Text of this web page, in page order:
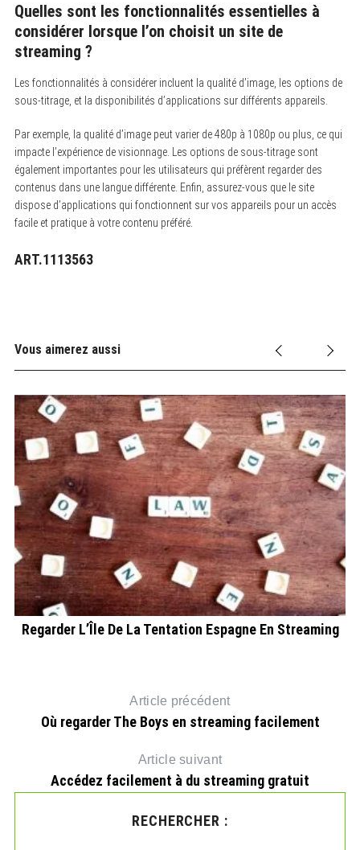
Quelles sont les fonctionnalités essentielles à
considérer lorsque l’on choisit un site de
streaming ?
Les fonctionnalités à considérer incluent la qualité d’image, les options de
sous-titrage, et la disponibilités d’applications sur différents appareils.
Par exemple, la qualité d’image peut varier de 480p à 1080p ou plus, ce qui
impacte l’expérience de visionnage. Les options de sous-titrage sont
également importantes pour les utilisateurs qui préfèrent regarder des
contenus dans une langue différente. Enfin, assurez-vous que le site
dispose d’applications qui fonctionnent sur vos appareils pour un accès
facile et pratique à votre contenu préféré.
ART.1113563
Vous aimerez aussi
Regarder L’Île De La Tentation Espagne En Streaming
Article précédent
Où regarder The Boys en streaming facilement
Article suivant
Accédez facilement à du streaming gratuit
RECHERCHER :